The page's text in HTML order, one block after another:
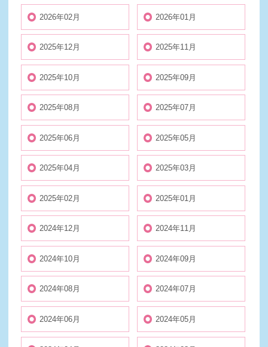
2026年02月 2026年01月
2025年12月 2025年11月
2025年10月 2025年09月
2025年08月 2025年07月
2025年06月 2025年05月
2025年04月 2025年03月
2025年02月 2025年01月
2024年12月 2024年11月
2024年10月 2024年09月
2024年08月 2024年07月
2024年06月 2024年05月